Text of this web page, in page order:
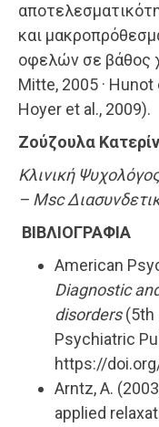
και
οφελών σε βάθος
Mitte, 2005 · Hunot
Hoyer et al., 2009).
Ζούζουλα
Κλινική
– Msc
ΒΙΒΛΙΟΓΡΑΦΙΑ
American
Diagnostic
disorders(5th
Psychiatric
https://
Arntz, A.
applied